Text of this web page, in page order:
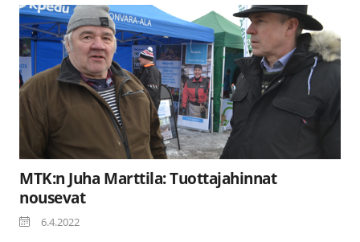
MTK:n Juha Marttila: Tuottajahinnat
nousevat
6.4.2022